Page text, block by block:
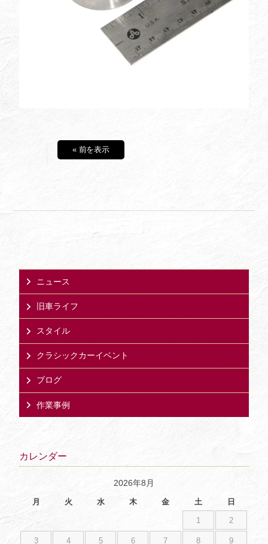
« 前を表示
ニュース
旧車ライフ
スタイル
クラシックカーイベント
ブログ
作業事例
カレンダー
2026年8月
月 火 水 木 金 土 日
1 2
3 4 5 6 7 8 9